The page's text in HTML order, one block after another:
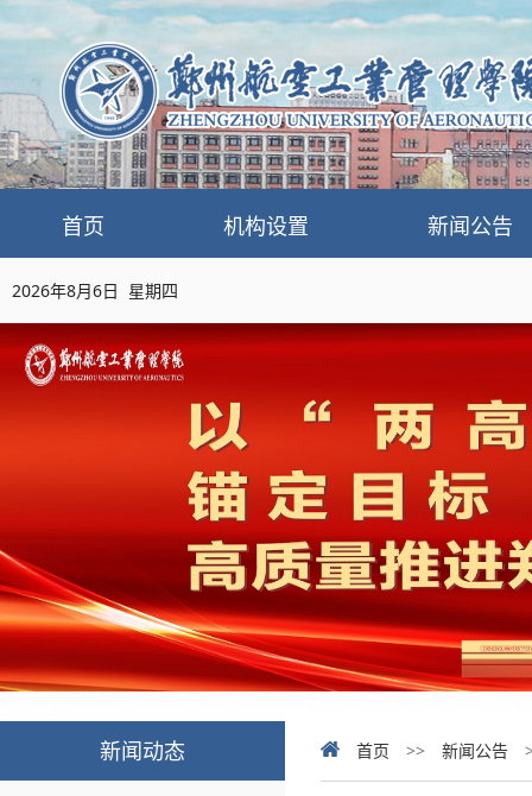
首页 机构设置 新闻公告
2026年8月6日 星期四
新闻动态 首页 >> 新闻公告